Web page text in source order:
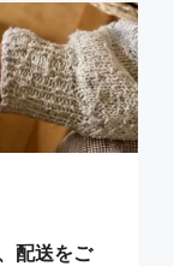
配送をご